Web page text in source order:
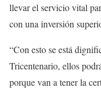
llevar el servicio vital
con una inversión
“Con esto se está
Tricentenario, ellos
porque van a tener la